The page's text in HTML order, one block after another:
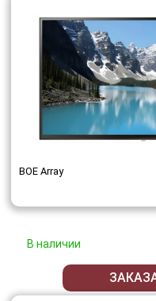
BOE Array
В наличии